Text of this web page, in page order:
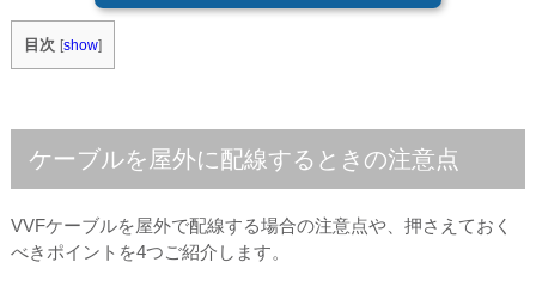
目次 [show]
ケーブルを屋外に配線するときの注意点
VVFケーブルを屋外で配線する場合の注意点や、押さえておく
べきポイントを4つご紹介します。